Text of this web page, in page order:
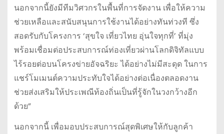
นอกจากนี้ยังมีทีมวิศวกรในพื้นที่การจัดงาน เพื่อให้ความ
ช่วยเหลือและสนับสนุนการใช้งานได้อย่างทันท่วงที ซึ่ง
สอดรับกับโครงการ ‘สุขใจ เที่ยวไทย อุ่นใจทุกที่’ ที่มุ่ง
พร้อมเชื่อมต่อประสบการณ์ท่องเที่ยวผ่านโลกดิจิทัลแบบ
ไร้รอยต่อบนโครงข่ายอัจฉริยะ ได้อย่างไม่มีสะดุด ในการ
แชร์โมเมนต์ความประทับใจได้อย่างต่อเนื่องตลอดงาน
ช่วยส่งเสริมให้ประเพณีท้องถิ่นเป็นที่รู้จักในวงกว้างอีก
ด้วย”
นอกจากนี้ เพื่อมอบประสบการณ์สุดพิเศษให้กับลูกค้า